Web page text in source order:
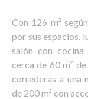
Con 126 m²
por sus espacios,
salón con
cerca de 60 m²
correderas a una
de 200 m² con